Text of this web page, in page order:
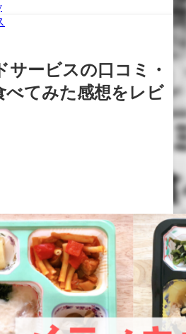
サービスの口コミ・
べてみた感想をレビ